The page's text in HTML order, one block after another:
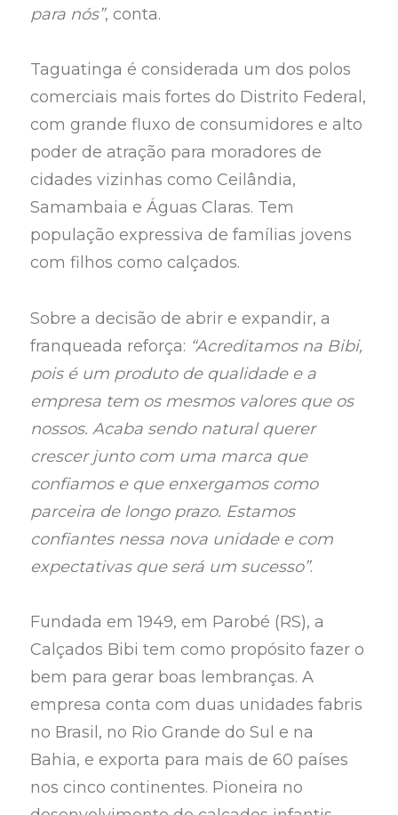
para nós”, conta.
Taguatinga é considerada um dos polos
comerciais mais fortes do Distrito Federal,
com grande fluxo de consumidores e alto
poder de atração para moradores de
cidades vizinhas como Ceilândia,
Samambaia e Águas Claras. Tem
população expressiva de famílias jovens
com filhos como calçados.
Sobre a decisão de abrir e expandir, a
franqueada reforça: “Acreditamos na Bibi,
pois é um produto de qualidade e a
empresa tem os mesmos valores que os
nossos. Acaba sendo natural querer
crescer junto com uma marca que
confiamos e que enxergamos como
parceira de longo prazo. Estamos
confiantes nessa nova unidade e com
expectativas que será um sucesso”.
Fundada em 1949, em Parobé (RS), a
Calçados Bibi tem como propósito fazer o
bem para gerar boas lembranças. A
empresa conta com duas unidades fabris
no Brasil, no Rio Grande do Sul e na
Bahia, e exporta para mais de 60 países
nos cinco continentes. Pioneira no